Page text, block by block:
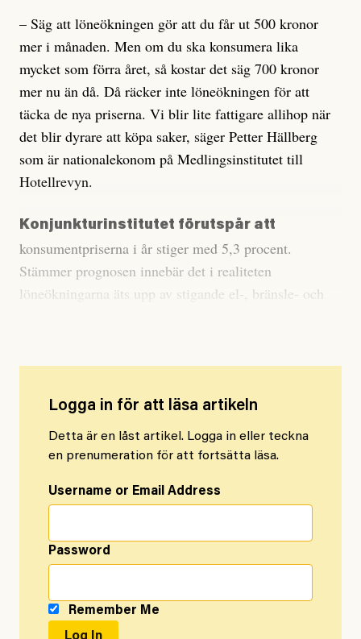
– Säg att löneökningen gör att du får ut 500 kronor
mer i månaden. Men om du ska konsumera lika
mycket som förra året, så kostar det säg 700 kronor
mer nu än då. Då räcker inte löneökningen för att
täcka de nya priserna. Vi blir lite fattigare allihop när
det blir dyrare att köpa saker, säger Petter Hällberg
som är nationalekonom på Medlingsinstitutet till
Hotellrevyn.
Konjunkturinstitutet förutspår att
konsumentpriserna i år stiger med 5,3 procent.
Stämmer prognosen innebär det i realiteten
löneökningarna äts upp av stigande el-, bränsle- och
Logga in för att läsa artikeln
Detta är en låst artikel. Logga in eller teckna
en prenumeration för att fortsätta läsa.
Username or Email Address
Password
Remember Me